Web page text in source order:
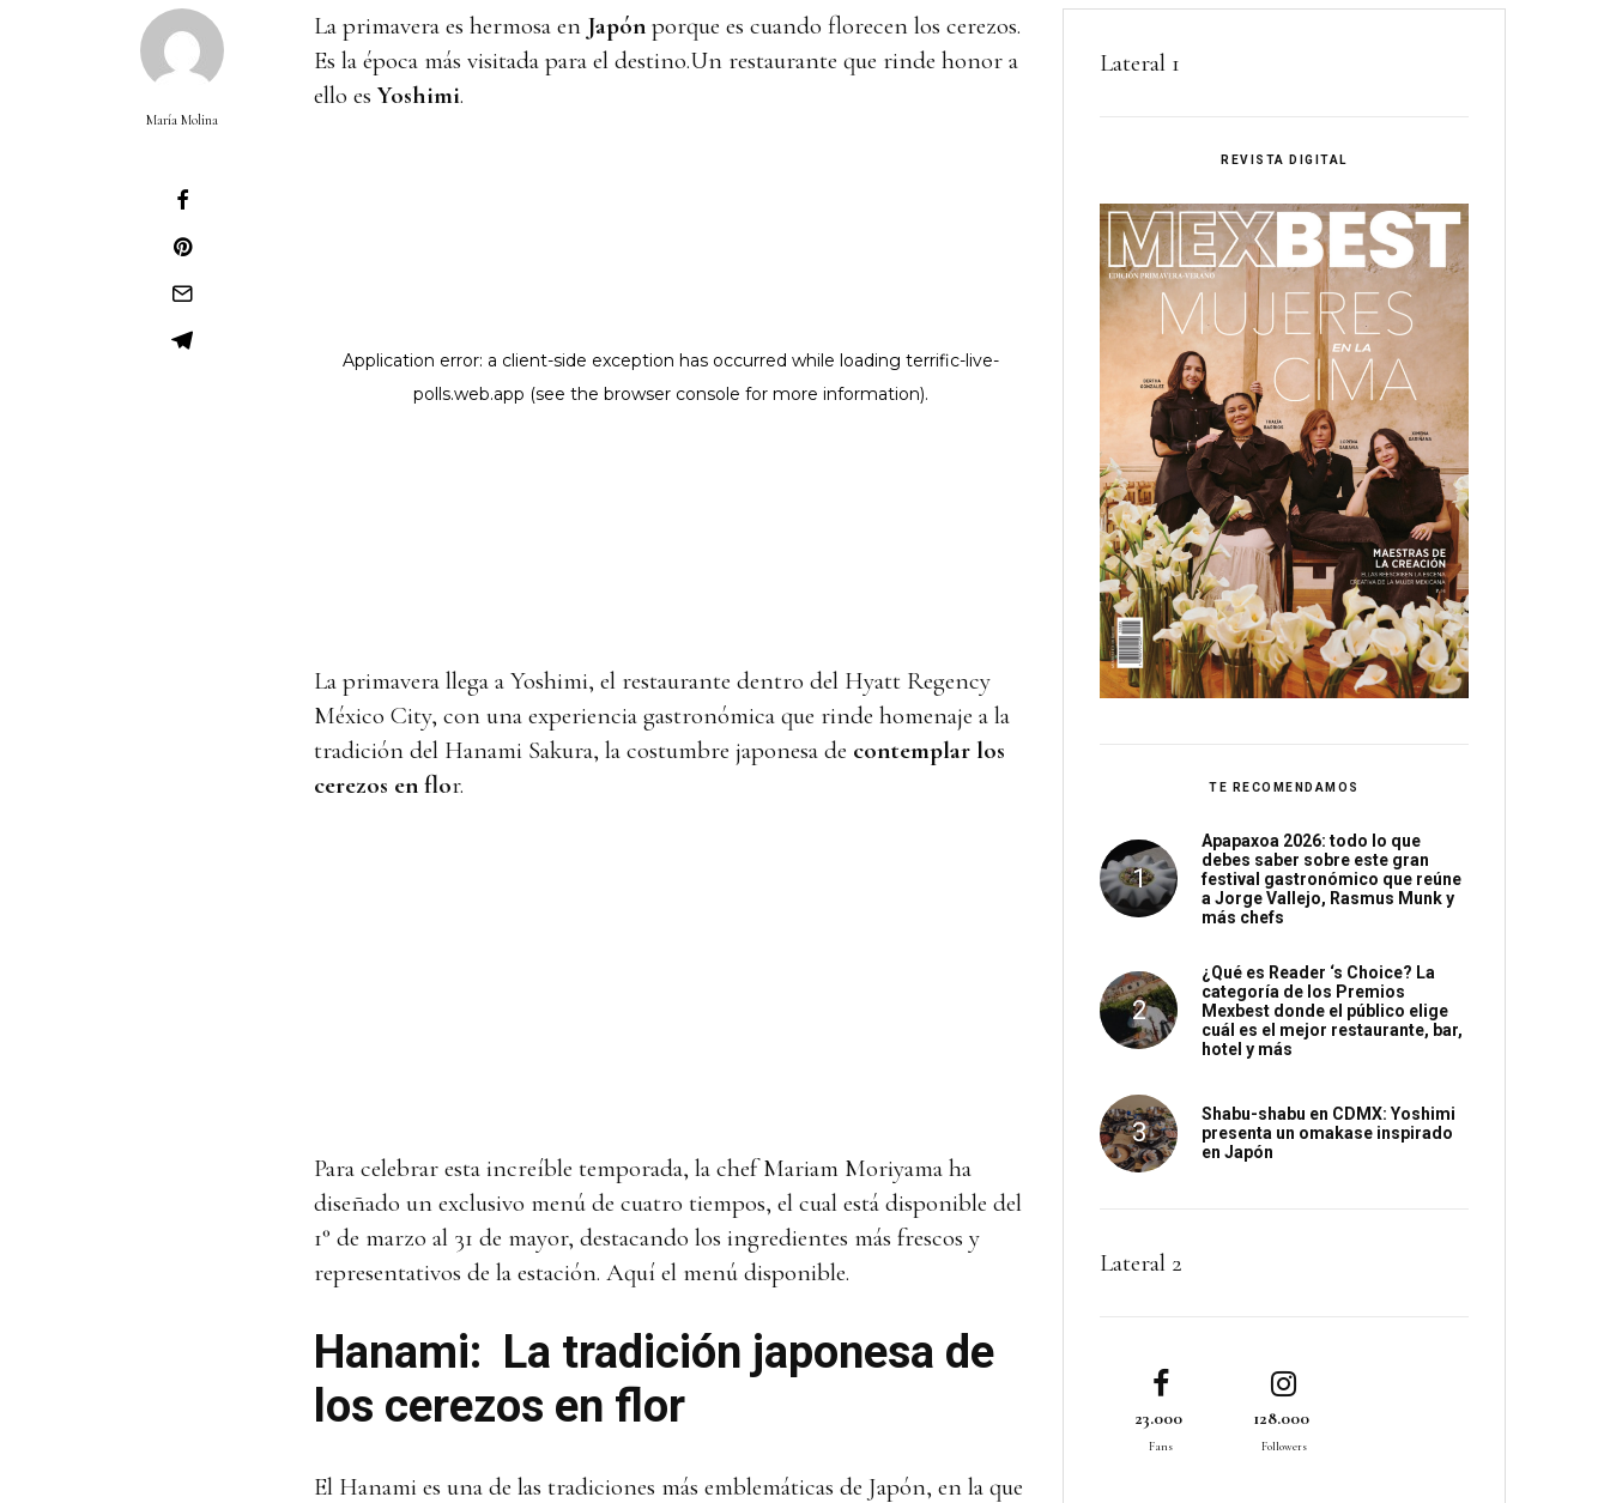
María Molina
La primavera es hermosa en Japón porque es cuando florecen los cerezos.
Es la época más visitada para el destino.Un restaurante que rinde honor a
ello es Yoshimi.
La primavera llega a Yoshimi, el restaurante dentro del Hyatt Regency
México City, con una experiencia gastronómica que rinde homenaje a la
tradición del Hanami Sakura, la costumbre japonesa de contemplar los
cerezos en flor.
Para celebrar esta increíble temporada, la chef Mariam Moriyama ha
diseñado un exclusivo menú de cuatro tiempos, el cual está disponible del
1° de marzo al 31 de mayor, destacando los ingredientes más frescos y
representativos de la estación. Aquí el menú disponible.
Hanami: La tradición japonesa de
los cerezos en flor
El Hanami es una de las tradiciones más emblemáticas de Japón, en la que
Lateral 1
REVISTA DIGITAL
TE RECOMENDAMOS
Apapaxoa 2026: todo lo que
debes saber sobre este gran
festival gastronómico que reúne
a Jorge Vallejo, Rasmus Munk y
más chefs
¿Qué es Reader ‘s Choice? La
categoría de los Premios
Mexbest donde el público elige
cuál es el mejor restaurante, bar,
hotel y más
Shabu-shabu en CDMX: Yoshimi
presenta un omakase inspirado
en Japón
Lateral 2
23.000
Fans
128.000
Followers